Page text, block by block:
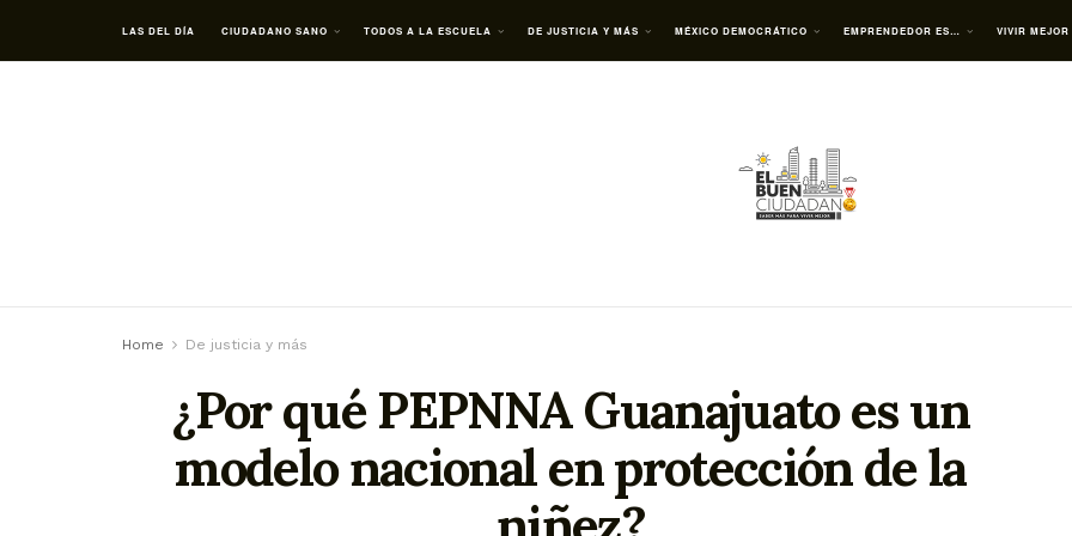
LAS DEL DÍA CIUDADANO SANO TODOS A LA ESCUELA DE JUSTICIA Y MÁS MÉXICO DEMOCRÁTICO EMPRENDEDOR ES… VIVIR MEJOR
Home De justicia y más
¿Por qué PEPNNA Guanajuato es un
modelo nacional en protección de la